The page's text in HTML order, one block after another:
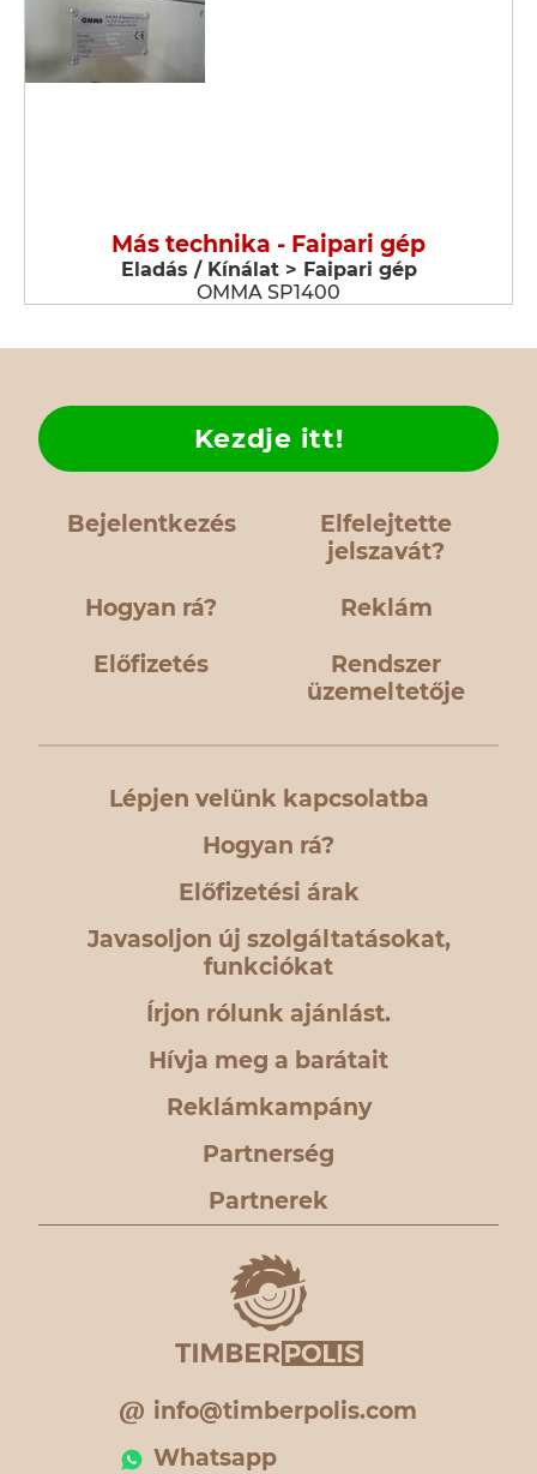
Más technika - Faipari gép
Eladás / Kínálat > Faipari gép
OMMA SP1400
Bejelentkezés
Elfelejtette
jelszavát?
Hogyan rá?
Kezdje itt!
Reklám
Előfizetés
Rendszer
üzemeltetője
Lépjen velünk kapcsolatba
Hogyan rá?
Előfizetési árak
Javasoljon új szolgáltatásokat,
funkciókat
Írjon rólunk ajánlást.
Hívja meg a barátait
Reklámkampány
Partnerség
Partnerek
info@timberpolis.com
Whatsapp